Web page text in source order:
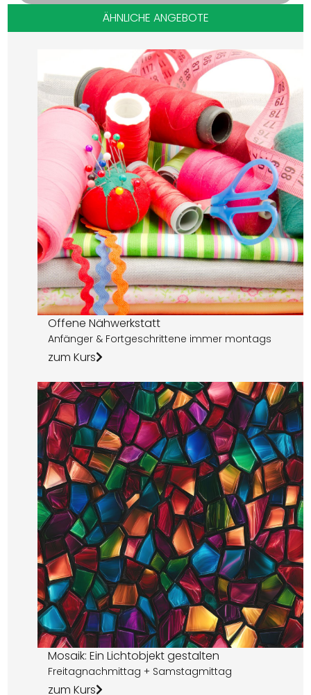
ÄHNLICHE ANGEBOTE
Offene Nähwerkstatt
Anfänger & Fortgeschrittene immer montags
zum Kurs
Mosaik: Ein Lichtobjekt gestalten
Freitagnachmittag + Samstagmittag
zum Kurs